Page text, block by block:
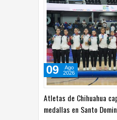
Atletas de Chihuahua
medallas en Santo
09
Ago
2026